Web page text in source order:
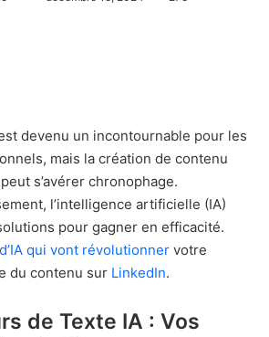
devenu un incontournable pour les
mais la création de contenu
s’avérer chronophage.
l’intelligence artificielle (IA)
pour gagner en efficacité.
qui vont révolutionner votre
du contenu sur LinkedIn.
de Texte IA : Vos